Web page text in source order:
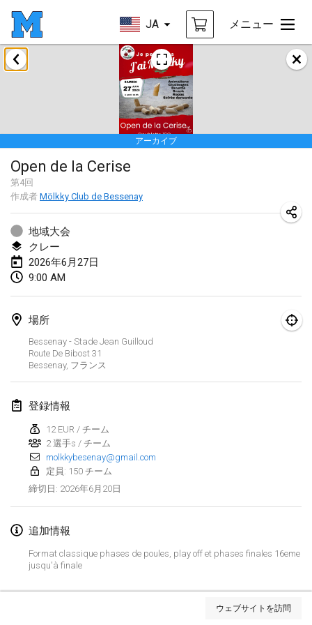
JA メニュー
リストを表示
アーカイブ
Open de la Cerise
第4回
作成者 Mölkky Club de Bessenay
地域大会
クレー
2026年6月27日
9:00 AM
場所
Bessenay - Stade Jean Guilloud
Route De Bibost 31
Bessenay, フランス
登録情報
12 EUR / チーム
2 選手s / チーム
molkkybesenay@gmail.com
定員: 150 チーム
締切日 : 2026年6月20日
追加情報
Format classique phases de poules, play off et phases finales 16eme
jusqu'à finale
ウェブサイトを訪問
2026年1月
Tournoi de la bonne année
フランス
Open de Boulay Triplette
2026年1月17日|フランス
Concours de Honnelles
2026年1月18日|ベルギー
Tournoi de Mölkky - Lesfous Dubâtonvaigeois
2026年1月31日
2026年2月1日
Indoor Polish Open 2026 - Doubles
2026年2月7日
Lazala Indoor Cup ZMGZEG
2026年2月7日|
Indoor Polish Open 2026 - Singles
StranaMölkky
2026年2月14日|イタリア